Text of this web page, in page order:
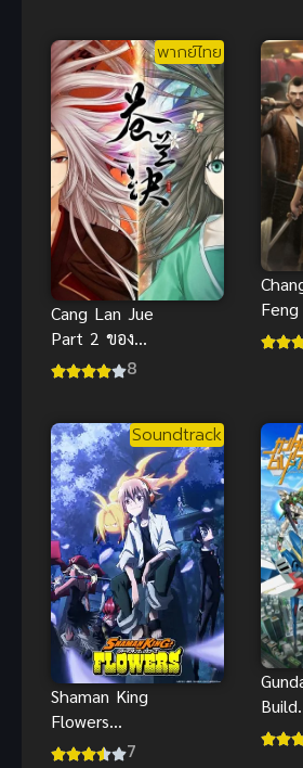
มหัศจรรย์
พากย์ไทย
พากย์ไทย
Cang Lan Jue
Part 2 ของรัก
ของข้า พาร์ท
8
Feng
ตำน
Soundtrack
Shaman King
Flowers
ราชันย์แห่งภูต
7
Build